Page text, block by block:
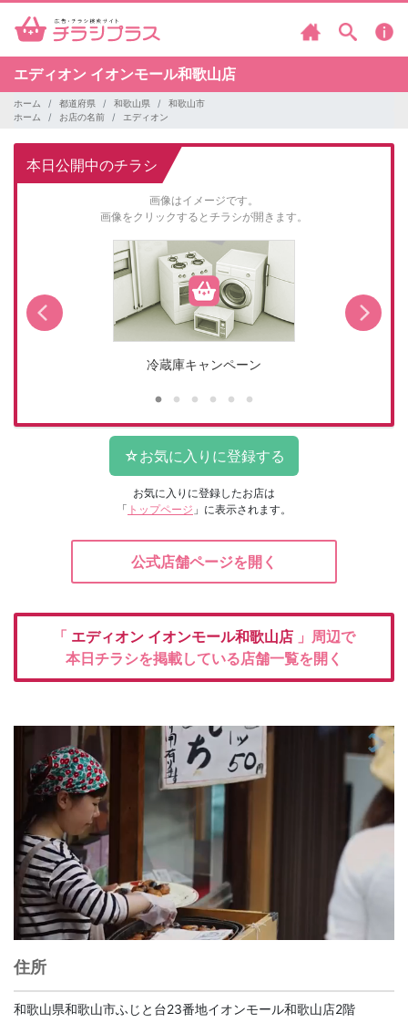
エディオン イオンモール和歌山店
ホーム 都道府県 和歌山県
和歌山市
ホーム
お店の名前 エディオン
本日公開中のチラシ
画像はイメージです。
画像をクリックするとチラシが開きます。
冷蔵庫キャンペーン
お気に入りに登録したお店は
「 トップページ 」に表示されます。
公式店舗ページを開く
「 エディオン イオンモール和歌山店 」周辺で
本日チラシを掲載している店舗一覧を開く
住所
和歌山県和歌山市ふじと台23番地イオンモール和歌山店2階